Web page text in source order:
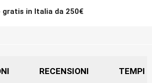
gratis in Italia da 250€
RECENSIONI TEMPI